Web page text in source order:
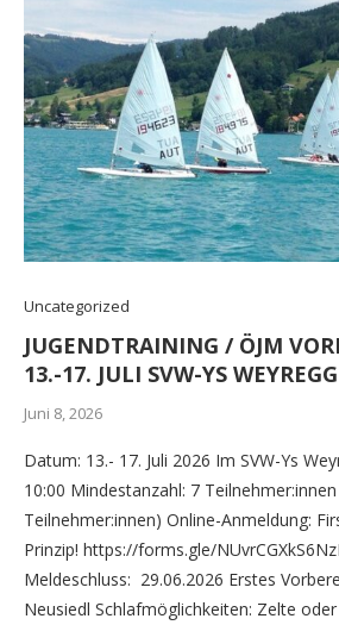
Uncategorized
JUGENDTRAINING / ÖJM
13.-17. JULI SVW-YS WEYREGG
Juni 8, 2026
Datum: 13.- 17. Juli 2026 Im SVW-Ys
10:00 Mindestanzahl: 7
Teilnehmer:innen) Online-Anmeldung:
Prinzip! https://forms.gle/
Meldeschluss: 29.06.2026 Erstes
Neusiedl Schlafmöglichkeiten: Zelte